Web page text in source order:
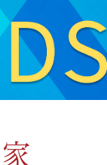
財經 生活